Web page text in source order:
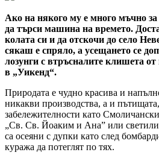
Ако на някого му е много мъчно
да търси машина на времето.
колата си и да отскочи до село
сякаш е спряло, а усещането се
лозунги с втръсналите клишета
в „Уикенд“.
Природата е чудно красива и
никакви производства, а и
забележителности като
„Св. Св. Йоаким и Ана” или
са осеяни с дупки като след
куража да потеглят по тях.